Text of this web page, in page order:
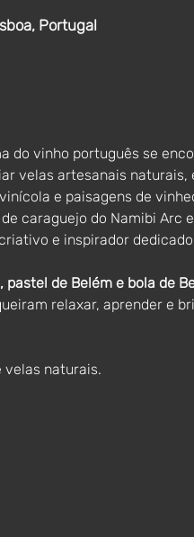
Portugal
do vinho português se
velas artesanais naturais,
e paisagens de
caraguejo do Namibi Arc
e inspirador
de Belém e bola de
relaxar, aprender e
velas naturais.